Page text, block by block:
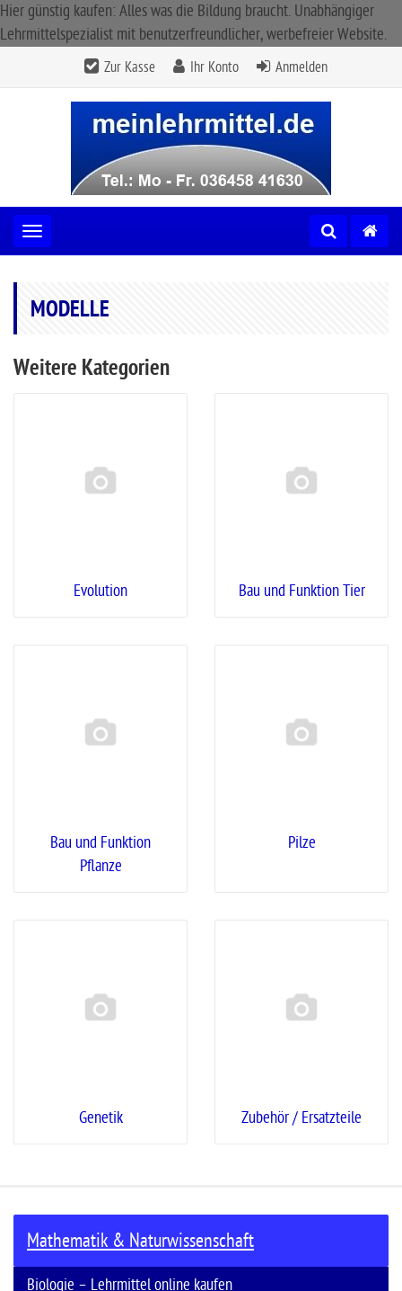
Hier günstig kaufen: Alles was die Bildung braucht. Unabhängiger
Lehrmittelspezialist mit benutzerfreundlicher, werbefreier Website.
Zur Kasse Ihr Konto Anmelden
Toggle navigation
MODELLE
Weitere Kategorien
Evolution Bau und Funktion Tier
Bau und Funktion
Pflanze
Pilze
Genetik Zubehör / Ersatzteile
Mathematik & Naturwissenschaft
Biologie – Lehrmittel online kaufen